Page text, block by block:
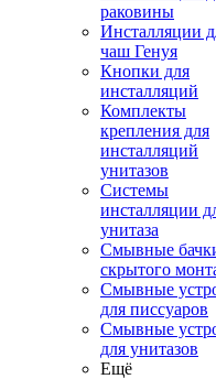
раковины
Инсталляции
чаш Генуя
Кнопки для
инсталляций
Комплекты
крепления для
инсталляций
унитазов
Системы
инсталляции
унитаза
Смывные
скрытого
Смывные
для писсуаров
Смывные
для унитазов
Ещё